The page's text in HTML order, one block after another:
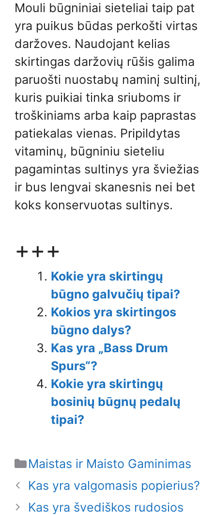
Mouli būgniniai sieteliai taip pat
yra puikus būdas perkošti virtas
daržoves. Naudojant kelias
skirtingas daržovių rūšis galima
paruošti nuostabų naminį sultinį,
kuris puikiai tinka sriuboms ir
troškiniams arba kaip paprastas
patiekalas vienas. Pripildytas
vitaminų, būgniniu sieteliu
pagamintas sultinys yra šviežias
ir bus lengvai skanesnis nei bet
koks konservuotas sultinys.
+++
Kokie yra skirtingų
būgno galvučių tipai?
Kokios yra skirtingos
būgno dalys?
Kas yra „Bass Drum
Spurs“?
Kokie yra skirtingų
bosinių būgnų pedalų
tipai?
Categories
Maistas ir Maisto Gaminimas
Kas yra valgomasis popierius?
Kas yra švediškos rudosios